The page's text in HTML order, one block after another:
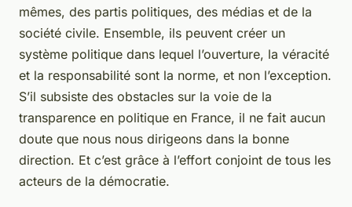
mêmes, des partis politiques, des médias et de la
société civile. Ensemble, ils peuvent créer un
système politique dans lequel l’ouverture, la véracité
et la responsabilité sont la norme, et non l’exception.
S’il subsiste des obstacles sur la voie de la
transparence en politique en France, il ne fait aucun
doute que nous nous dirigeons dans la bonne
direction. Et c’est grâce à l’effort conjoint de tous les
acteurs de la démocratie.